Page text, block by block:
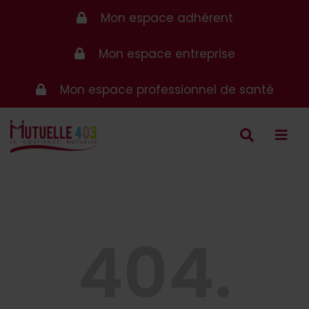
Mon espace adhérent
Mon espace entreprise
Mon espace professionnel de santé